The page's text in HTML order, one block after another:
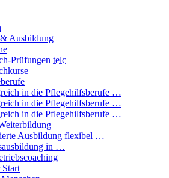
Ausbildung
Prüfungen telc
in die Pflegehilfsberufe …
in die Pflegehilfsberufe …
in die Pflegehilfsberufe …
Ausbildung flexibel …
in …
Start